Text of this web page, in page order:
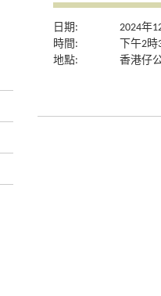
日期:
2024年
時間:
下午2
地點:
香港仔